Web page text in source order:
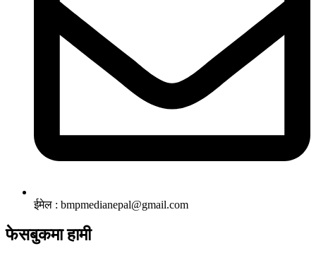
ईमेल : bmpmedianepal@gmail.com
फेसबुकमा हामी